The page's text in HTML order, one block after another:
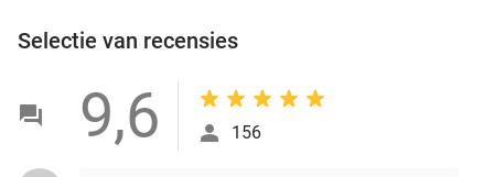
Selectie van recensies
9,6 156